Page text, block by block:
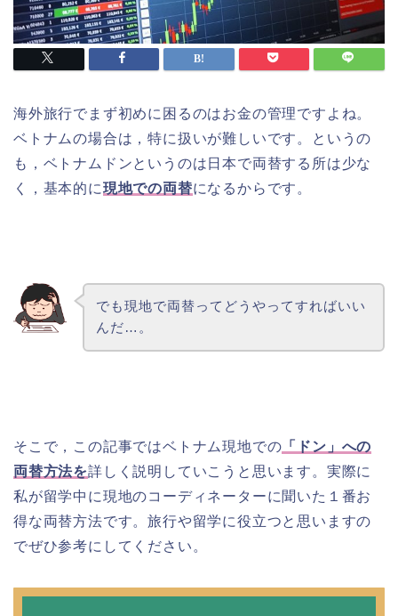
海外旅行でまず初めに困るのはお金の管理ですよね。
ベトナムの場合は，特に扱いが難しいです。というの
も，ベトナムドンというのは日本で両替する所は少な
く，基本的に現地での両替になるからです。
でも現地で両替ってどうやってすればいい
んだ…。
そこで，この記事ではベトナム現地での 「ドン」への
両替方法を詳しく説明していこうと思います。実際に
私が留学中に現地のコーディネーターに聞いた１番お
得な両替方法です。旅行や留学に役立つと思いますの
でぜひ参考にしてください。